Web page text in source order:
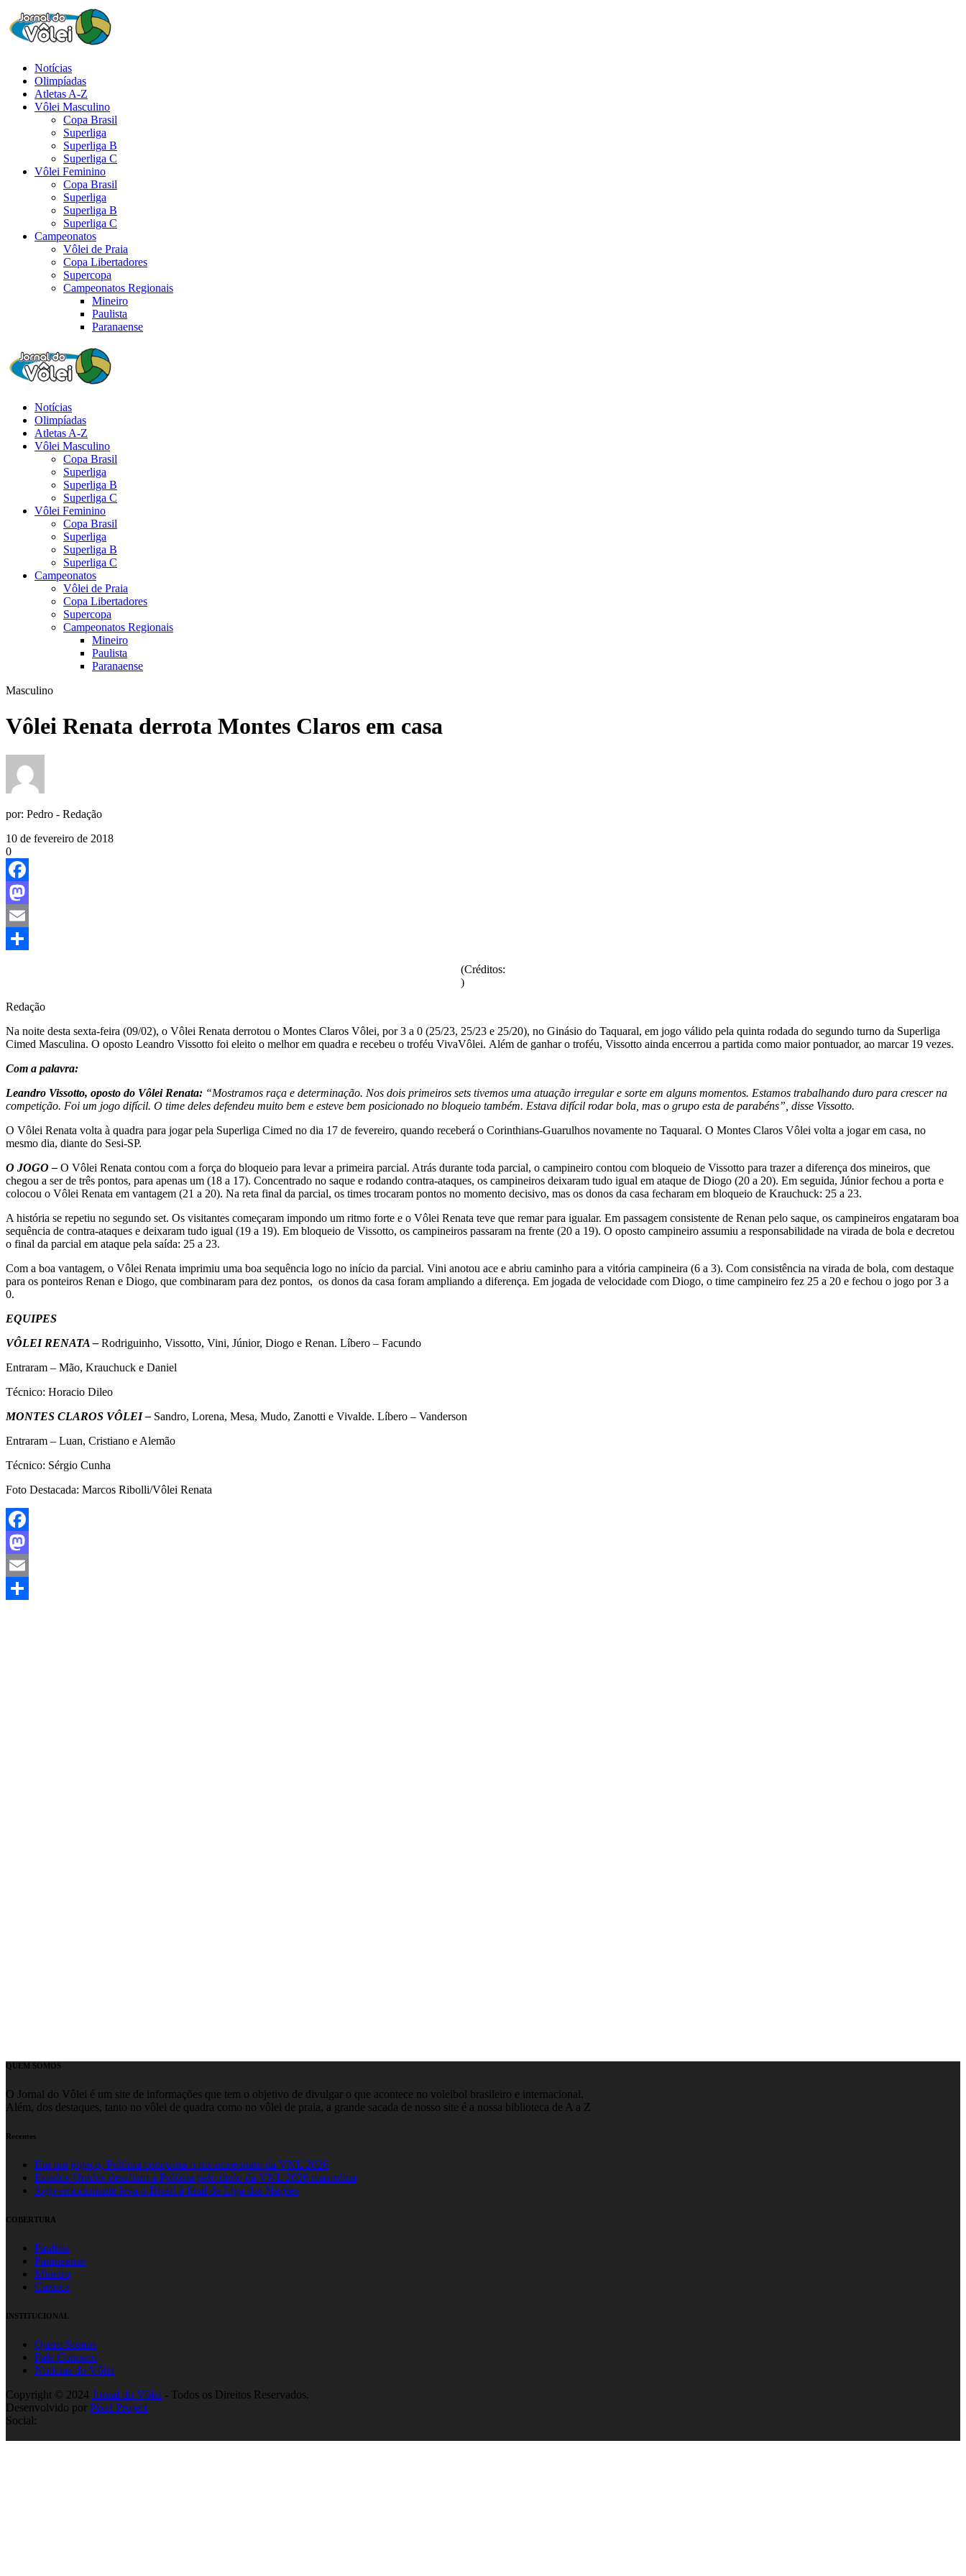
Notícias
Olimpíadas
Atletas A-Z
Vôlei Masculino
Copa Brasil
Superliga
Superliga B
Superliga C
Vôlei Feminino
Copa Brasil
Superliga
Superliga B
Superliga C
Campeonatos
Vôlei de Praia
Copa Libertadores
Supercopa
Campeonatos Regionais
Mineiro
Paulista
Paranaense
Notícias
Olimpíadas
Atletas A-Z
Vôlei Masculino
Copa Brasil
Superliga
Superliga B
Superliga C
Vôlei Feminino
Copa Brasil
Superliga
Superliga B
Superliga C
Campeonatos
Vôlei de Praia
Copa Libertadores
Supercopa
Campeonatos Regionais
Mineiro
Paulista
Paranaense
Masculino
Vôlei Renata derrota Montes Claros em casa
por: Pedro - Redação
10 de fevereiro de 2018
0
Facebook
Mastodon
Email
(Créditos:
)
Redação
Na noite desta sexta-feira (09/02), o Vôlei Renata derrotou o Montes Claros Vôlei, por 3 a 0 (25/23, 25/23 e 25/20), no Ginásio do Taquaral, em jogo válido pela quinta rodada do segundo turno da Superliga
Cimed Masculina. O oposto Leandro Vissotto foi eleito o melhor em quadra e recebeu o troféu VivaVôlei. Além de ganhar o troféu, Vissotto ainda encerrou a partida como maior pontuador, ao marcar 19 vezes.
Com a palavra:
Leandro Vissotto, oposto do Vôlei Renata: “Mostramos raça e determinação. Nos dois primeiros sets tivemos uma atuação irregular e sorte em alguns momentos. Estamos trabalhando duro para crescer na
competição. Foi um jogo difícil. O time deles defendeu muito bem e esteve bem posicionado no bloqueio também. Estava difícil rodar bola, mas o grupo esta de parabéns”, disse Vissotto.
O Vôlei Renata volta à quadra para jogar pela Superliga Cimed no dia 17 de fevereiro, quando receberá o Corinthians-Guarulhos novamente no Taquaral. O Montes Claros Vôlei volta a jogar em casa, no
mesmo dia, diante do Sesi-SP.
O JOGO – O Vôlei Renata contou com a força do bloqueio para levar a primeira parcial. Atrás durante toda parcial, o campineiro contou com bloqueio de Vissotto para trazer a diferença dos mineiros, que
chegou a ser de três pontos, para apenas um (18 a 17). Concentrado no saque e rodando contra-ataques, os campineiros deixaram tudo igual em ataque de Diogo (20 a 20). Em seguida, Júnior fechou a porta e
colocou o Vôlei Renata em vantagem (21 a 20). Na reta final da parcial, os times trocaram pontos no momento decisivo, mas os donos da casa fecharam em bloqueio de Krauchuck: 25 a 23.
A história se repetiu no segundo set. Os visitantes começaram impondo um ritmo forte e o Vôlei Renata teve que remar para igualar. Em passagem consistente de Renan pelo saque, os campineiros engataram boa
sequência de contra-ataques e deixaram tudo igual (19 a 19). Em bloqueio de Vissotto, os campineiros passaram na frente (20 a 19). O oposto campineiro assumiu a responsabilidade na virada de bola e decretou
o final da parcial em ataque pela saída: 25 a 23.
Com a boa vantagem, o Vôlei Renata imprimiu uma boa sequência logo no início da parcial. Vini anotou ace e abriu caminho para a vitória campineira (6 a 3). Com consistência na virada de bola, com destaque
para os ponteiros Renan e Diogo, que combinaram para dez pontos, os donos da casa foram ampliando a diferença. Em jogada de velocidade com Diogo, o time campineiro fez 25 a 20 e fechou o jogo por 3 a
0.
EQUIPES
VÔLEI RENATA – Rodriguinho, Vissotto, Vini, Júnior, Diogo e Renan. Líbero – Facundo
Entraram – Mão, Krauchuck e Daniel
Técnico: Horacio Dileo
MONTES CLAROS VÔLEI – Sandro, Lorena, Mesa, Mudo, Zanotti e Vivalde. Líbero – Vanderson
Entraram – Luan, Cristiano e Alemão
Técnico: Sérgio Cunha
Foto Destacada: Marcos Ribolli/Vôlei Renata
Facebook
Mastodon
Email
QUEM SOMOS
O Jornal do Vôlei é um site de informações que tem o objetivo de divulgar o que acontece no voleibol brasileiro e internacional.
Além, dos destaques, tanto no vôlei de quadra como no vôlei de praia, a grande sacada de nosso site é a nossa biblioteca de A a Z
Recentes
Em um jogaço, Polônia conquista o tricampeonato da VNL 2026
Estados Unidos desafiam a Polônia pelo título da VNL 2026 masculina
Jogo emocionante leva o Brasil à final da Liga das Nações
COBERTURA
Paulista
Paranaense
Mineiro
Carioca
INSTITUCIONAL
Quem Somos
Fale Conosco
Notícias do Vôlei
Copyright © 2024 Jornal do Vôlei - Todos os Direitos Reservados.
Desenvolvido por Pixel Project
Social: